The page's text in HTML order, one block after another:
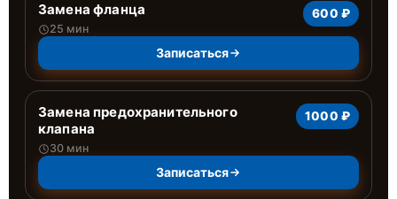
Замена фланца
25 мин
600 ₽
Записаться
Замена предохранительного
клапана
30 мин
1000 ₽
Записаться